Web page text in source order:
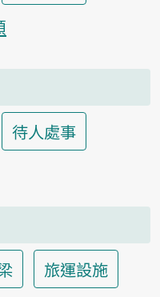
待人處事
旅運設施